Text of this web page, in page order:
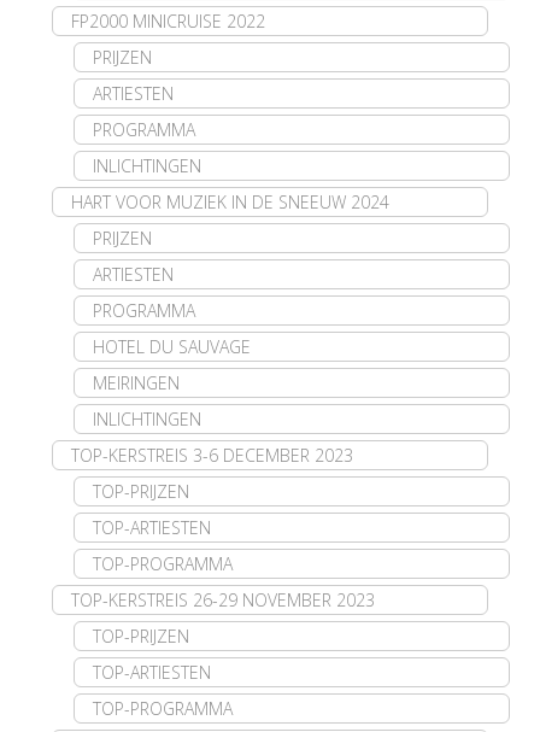
FP2000 MINICRUISE 2022
PRIJZEN
ARTIESTEN
PROGRAMMA
INLICHTINGEN
HART VOOR MUZIEK IN DE SNEEUW 2024
PRIJZEN
ARTIESTEN
PROGRAMMA
HOTEL DU SAUVAGE
MEIRINGEN
INLICHTINGEN
TOP-KERSTREIS 3-6 DECEMBER 2023
TOP-PRIJZEN
TOP-ARTIESTEN
TOP-PROGRAMMA
TOP-KERSTREIS 26-29 NOVEMBER 2023
TOP-PRIJZEN
TOP-ARTIESTEN
TOP-PROGRAMMA